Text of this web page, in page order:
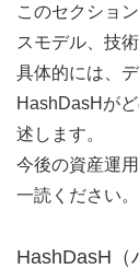
このセクショ
スモデル、技
具体的には、
HashDasHが
述します。
今後の資産運
一読ください。
HashDasH（